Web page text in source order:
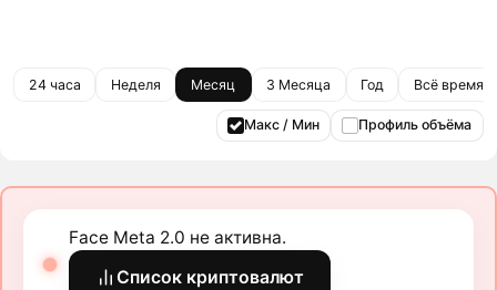
24 часа Неделя Месяц 3 Месяца Год Всё время
Макс / Мин Профиль объёма
Face Meta 2.0 не активна.
Список криптовалют